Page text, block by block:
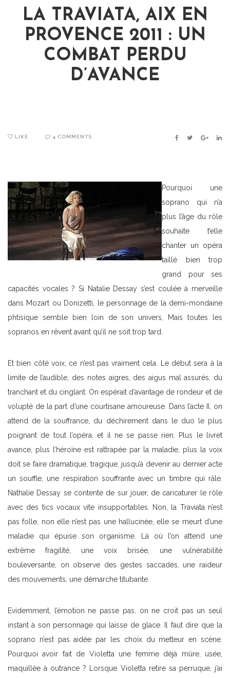
LA TRAVIATA, AIX EN
PROVENCE 2011 : UN
COMBAT PERDU
D’AVANCE
LIKE 4 COMMENTS FACEBOOK
TWITTER
Pourquoi une
soprano qui n’a
plus l’âge du rôle
souhaite t’elle
chanter un opéra
taillé bien trop
grand pour ses
capacités vocales ? Si Natalie Dessay s’est coulée à merveille
dans Mozart ou Donizetti, le personnage de la demi-mondaine
phtisique semble bien loin de son univers, Mais toutes les
sopranos en rêvent avant qu’il ne soit trop tard.
Et bien côté voix, ce n’est pas vraiment cela. Le début sera à la
limite de l’audible, des notes aigres, des aigus mal assurés, du
tranchant et du cinglant. On espérait d’avantage de rondeur et de
volupté de la part d’une courtisane amoureuse. Dans l’acte II, on
attend de la souffrance, du déchirement dans le duo le plus
poignant de tout l’opéra, et il ne se passe rien. Plus le livret
avance, plus l’héroïne est rattrapée par la maladie, plus la voix
doit se faire dramatique, tragique, jusqu’à devenir au dernier acte
un souffle, une respiration souffrante avec un timbre qui râle.
Nathalie Dessay se contente de sur jouer, de caricaturer le rôle
avec des tics vocaux vite insupportables. Non, la Traviata n’est
pas folle, non elle n’est pas une hallucinée, elle se meurt d’une
maladie qui épuise son organisme. Là où l’on attend une
extrême fragilité, une voix brisée, une vulnérabilité
bouleversante, on observe des gestes saccadés, une raideur
des mouvements, une démarche titubante.
Evidemment, l’émotion ne passe pas, on ne croit pas un seul
instant à son personnage qui laisse de glace. Il faut dire que la
soprano n’est pas aidée par les choix du metteur en scène.
Pourquoi avoir fait de Violetta une femme déjà mûre, usée,
maquillée à outrance ? Lorsque Violetta retire sa perruque, j’ai